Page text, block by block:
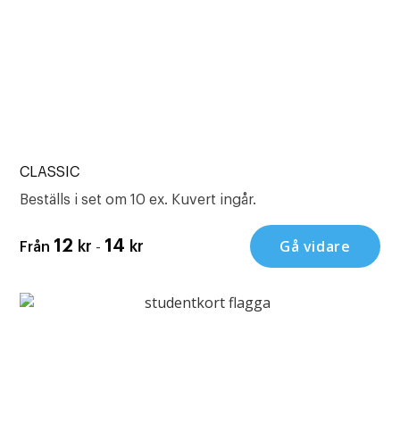
CLASSIC
Beställs i set om 10 ex. Kuvert ingår.
Från 12 kr - 14 kr Gå vidare